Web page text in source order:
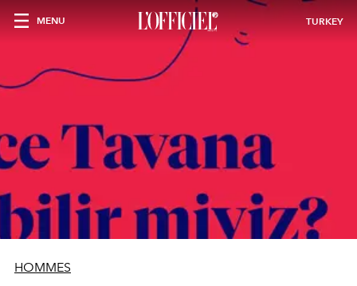
MENU TURKEY
HOMMES